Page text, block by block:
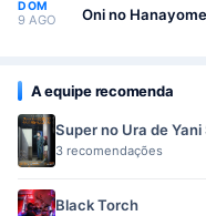
DOM
9 AGO Oni no Hanayome
A equipe recomenda
Super no Ura de
3 recomendações
Black Torch